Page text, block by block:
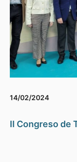
14/02/2024
II Congreso de